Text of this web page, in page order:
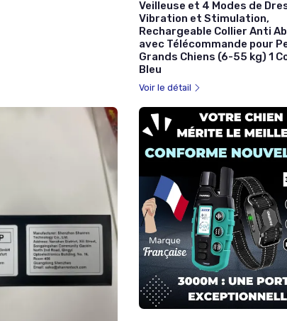
Veilleuse et 4 Modes de
Vibration et Stimulation,
Rechargeable Collier Anti
avec Télécommande pour
Grands Chiens (6-55 kg) 1
Bleu
Voir le détail